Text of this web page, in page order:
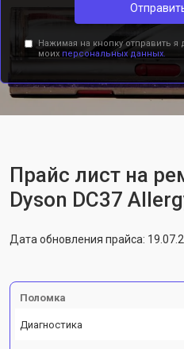
Нажимая на кнопку отправить
моих персональных данных.
Прайс лист на
Dyson DC37
Дата обновления прайса:
Поломка
Диагностика